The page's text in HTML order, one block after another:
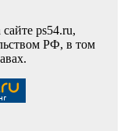
ps54.ru,
РФ, в том